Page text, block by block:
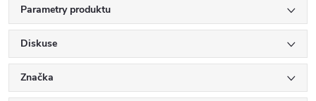
Parametry produktu
Diskuse
Značka